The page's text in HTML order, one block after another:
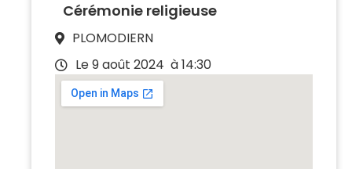
Cérémonie religieuse
PLOMODIERN
Le 9 août 2024 à 14:30